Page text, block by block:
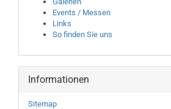
Events / Messen
Links
So finden Sie uns
Informationen
Sitemap